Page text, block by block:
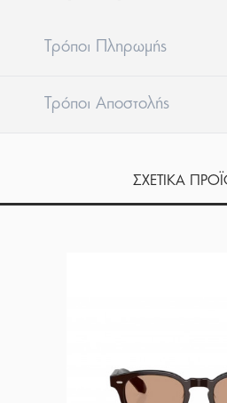
Tρόποι Πληρωμής
Tρόποι Aποστολής
ΣΧΕΤΙΚΑ